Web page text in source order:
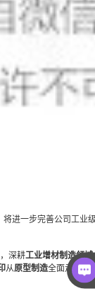
进一步完善公司工业
深耕工业增材制造领域
从原型制造全面走向核